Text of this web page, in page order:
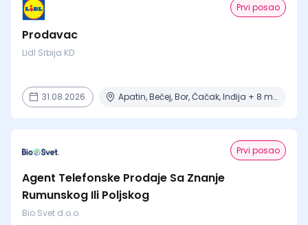
Prvi posao
Prodavac
Lidl Srbija KD
31.08.2026. Apatin, Bečej, Bor, Čačak, Inđija + 8 mesta
Prvi posao
Agent Telefonske Prodaje Sa Znanje
Rumunskog Ili Poljskog
Bio Svet d.o.o.